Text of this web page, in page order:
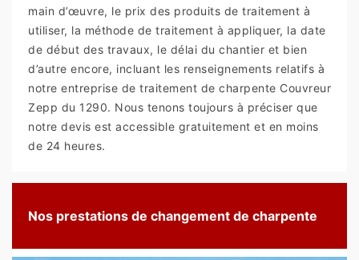
main d’œuvre, le prix des produits de traitement à
utiliser, la méthode de traitement à appliquer, la date
de début des travaux, le délai du chantier et bien
d’autre encore, incluant les renseignements relatifs à
notre entreprise de traitement de charpente Couvreur
Zepp du 1290. Nous tenons toujours à préciser que
notre devis est accessible gratuitement et en moins
de 24 heures.
Nos prestations de changement de charpente